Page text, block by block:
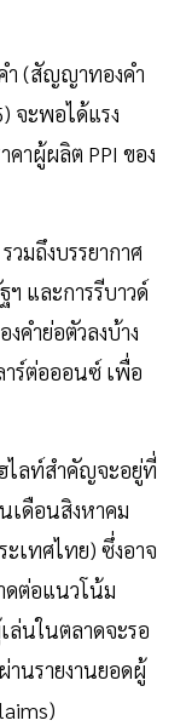
ำ (สัญญาทองคำ
จะพอได้แรง
คาผู้ผลิต PPI ของ
วมถึงบรรยากาศ
ฯ และการรีบาวด์
คำย่อตัวลงบ้าง
าร์ต่อออนซ์ เพื่อ
ไลท์สำคัญจะอยู่ที่
เดือนสิงหาคม
ะเทศไทย) ซึ่งอาจ
ดต่อแนวโน้ม
ล่นในตลาดจะรอ
านรายงานยอดผู้